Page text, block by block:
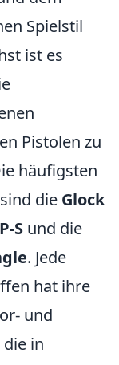
Spielstil
ist es
Pistolen zu
häufigsten
die Glock
S und die
. Jede
hat ihre
und
die in